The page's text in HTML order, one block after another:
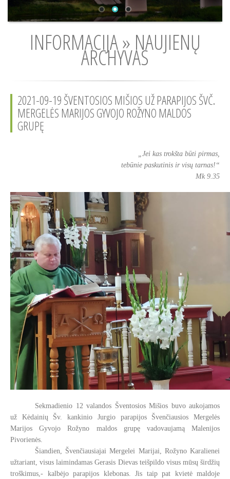
INFORMACIJA » NAUJIENŲ
ARCHYVAS
2021-09-19 ŠVENTOSIOS MIŠIOS UŽ PARAPIJOS ŠVČ.
MERGELĖS MARIJOS GYVOJO ROŽYNO MALDOS
GRUPĘ
„Jei kas trokšta būti pirmas,
tebūnie paskutinis ir visų tarnas!“
Mk 9.35
Sekmadienio 12 valandos Šventosios Mišios buvo aukojamos
už Kėdainių Šv. kankinio Jurgio parapijos Švenčiausios Mergelės
Marijos Gyvojo Rožyno maldos grupę vadovaujamą Malenijos
Pivorienės.
Šiandien, Švenčiausiajai Mergelei Marijai, Rožyno Karalienei
užtariant, visus laimindamas Gerasis Dievas teišpildo visus mūsų širdžių
troškimus,- kalbėjo parapijos klebonas. Jis taip pat kvietė maldoje